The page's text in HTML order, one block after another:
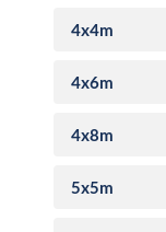
4x4m
4x6m
4x8m
5x5m